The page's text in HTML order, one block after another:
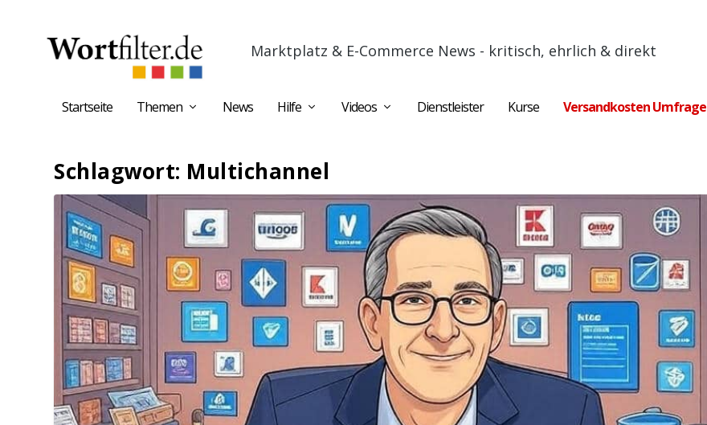
Marktplatz & E-Commerce News - kritisch, ehrlich & direkt
Startseite Themen News Hilfe Videos Dienstleister Kurse Versandkosten Umfrage
Schlagwort: Multichannel